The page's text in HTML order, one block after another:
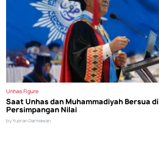
Unhas Figure
Saat Unhas dan Muhammadiyah Bersua di
Persimpangan Nilai
by Yusran Darmawan